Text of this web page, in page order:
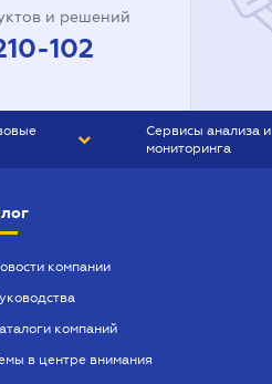
и решений
102
Сервисы анализа и
мониторинга
компании
компаний
в центре внимания